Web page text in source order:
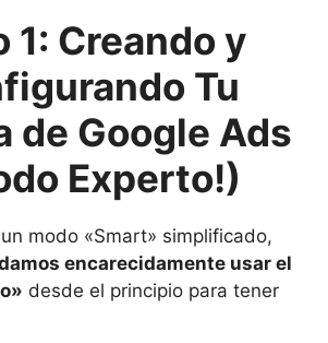
1: Creando y
Tu
de Google Ads
Experto!)
modo «Smart» simplificado,
encarecidamente usar el
desde el principio para tener